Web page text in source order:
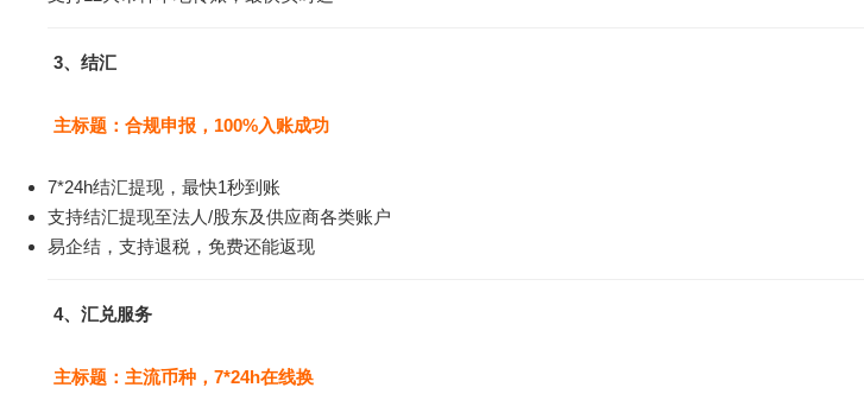
3、结汇
主标题：合规申报，100%入账成功
7*24h结汇提现，最快1秒到账
支持结汇提现至法人/股东及供应商各类账户
易企结，支持退税，免费还能返现
4、汇兑服务
主标题：主流币种，7*24h在线换